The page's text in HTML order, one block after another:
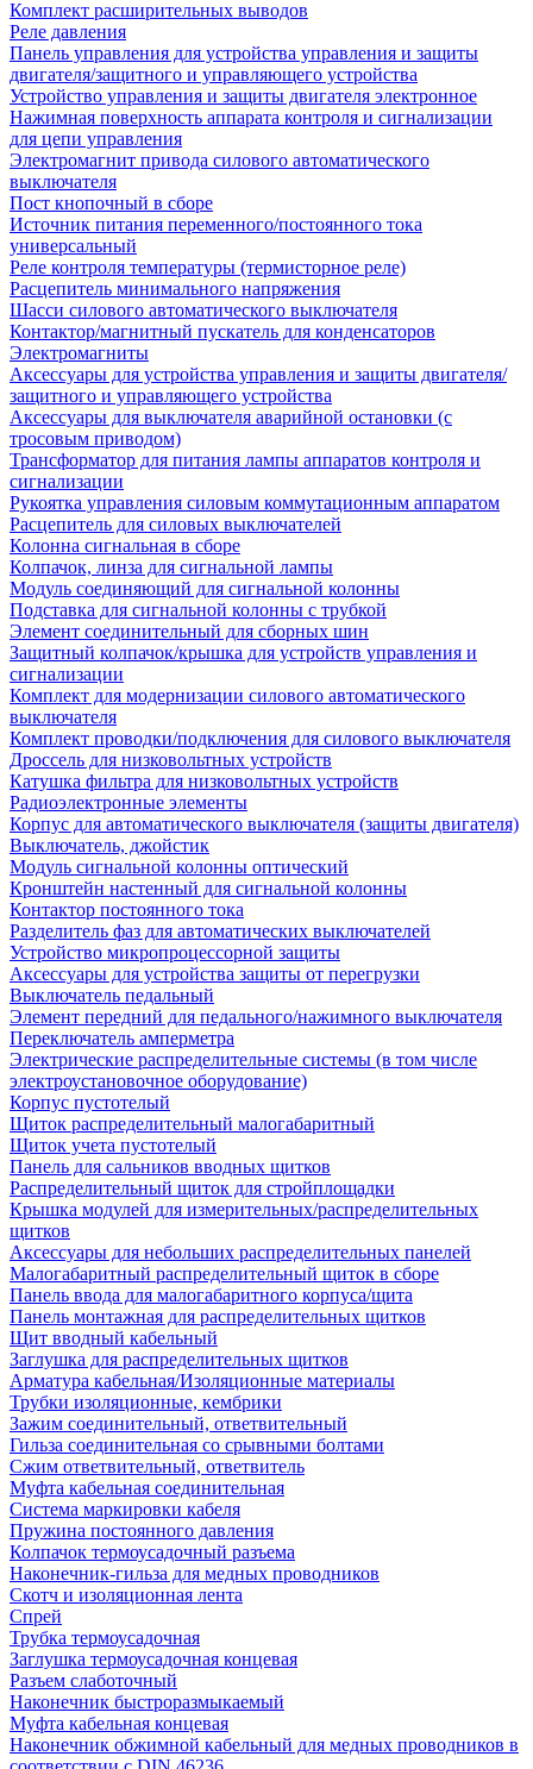
Комплект расширительных выводов
Реле давления
Панель управления для устройства управления и защиты
двигателя/защитного и управляющего устройства
Устройство управления и защиты двигателя электронное
Нажимная поверхность аппарата контроля и сигнализации
для цепи управления
Электромагнит привода силового автоматического
выключателя
Пост кнопочный в сборе
Источник питания переменного/постоянного тока
универсальный
Реле контроля температуры (термисторное реле)
Расцепитель минимального напряжения
Шасси силового автоматического выключателя
Контактор/магнитный пускатель для конденсаторов
Электромагниты
Аксессуары для устройства управления и защиты двигателя/
защитного и управляющего устройства
Аксессуары для выключателя аварийной остановки (с
тросовым приводом)
Трансформатор для питания лампы аппаратов контроля и
сигнализации
Рукоятка управления силовым коммутационным аппаратом
Расцепитель для силовых выключателей
Колонна сигнальная в сборе
Колпачок, линза для сигнальной лампы
Модуль соединяющий для сигнальной колонны
Подставка для сигнальной колонны с трубкой
Элемент соединительный для сборных шин
Защитный колпачок/крышка для устройств управления и
сигнализации
Комплект для модернизации силового автоматического
выключателя
Комплект проводки/подключения для силового выключателя
Дроссель для низковольтных устройств
Катушка фильтра для низковольтных устройств
Радиоэлектронные элементы
Корпус для автоматического выключателя (защиты двигателя)
Выключатель, джойстик
Модуль сигнальной колонны оптический
Кронштейн настенный для сигнальной колонны
Контактор постоянного тока
Разделитель фаз для автоматических выключателей
Устройство микропроцессорной защиты
Аксессуары для устройства защиты от перегрузки
Выключатель педальный
Элемент передний для педального/нажимного выключателя
Переключатель амперметра
Электрические распределительные системы (в том числе
электроустановочное оборудование)
Корпус пустотелый
Щиток распределительный малогабаритный
Щиток учета пустотелый
Панель для сальников вводных щитков
Распределительный щиток для стройплощадки
Крышка модулей для измерительных/распределительных
щитков
Аксессуары для небольших распределительных панелей
Малогабаритный распределительный щиток в сборе
Панель ввода для малогабаритного корпуса/щита
Панель монтажная для распределительных щитков
Щит вводный кабельный
Заглушка для распределительных щитков
Арматура кабельная/Изоляционные материалы
Трубки изоляционные, кембрики
Зажим соединительный, ответвительный
Гильза соединительная со срывными болтами
Сжим ответвительный, ответвитель
Муфта кабельная соединительная
Система маркировки кабеля
Пружина постоянного давления
Колпачок термоусадочный разъема
Наконечник-гильза для медных проводников
Скотч и изоляционная лента
Спрей
Трубка термоусадочная
Заглушка термоусадочная концевая
Разъем слаботочный
Наконечник быстроразмыкаемый
Муфта кабельная концевая
Наконечник обжимной кабельный для медных проводников в